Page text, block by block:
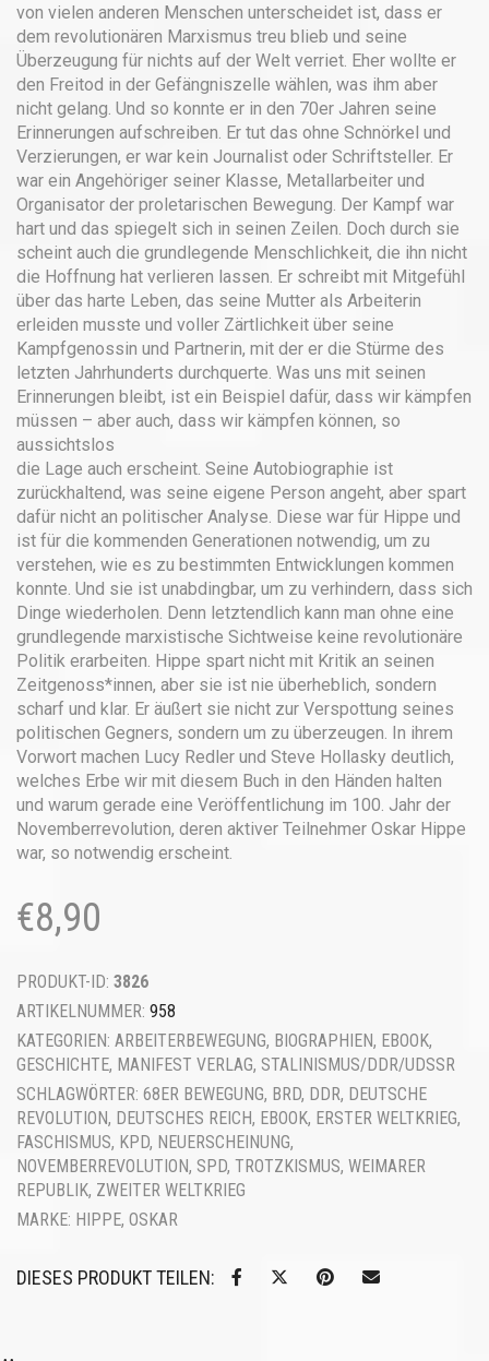
von vielen anderen Menschen unterscheidet ist, dass er
dem revolutionären Marxismus treu blieb und seine
Überzeugung für nichts auf der Welt verriet. Eher wollte er
den Freitod in der Gefängniszelle wählen, was ihm aber
nicht gelang. Und so konnte er in den 70er Jahren seine
Erinnerungen aufschreiben. Er tut das ohne Schnörkel und
Verzierungen, er war kein Journalist oder Schriftsteller. Er
war ein Angehöriger seiner Klasse, Metallarbeiter und
Organisator der proletarischen Bewegung. Der Kampf war
hart und das spiegelt sich in seinen Zeilen. Doch durch sie
scheint auch die grundlegende Menschlichkeit, die ihn nicht
die Hoffnung hat verlieren lassen. Er schreibt mit Mitgefühl
über das harte Leben, das seine Mutter als Arbeiterin
erleiden musste und voller Zärtlichkeit über seine
Kampfgenossin und Partnerin, mit der er die Stürme des
letzten Jahrhunderts durchquerte. Was uns mit seinen
Erinnerungen bleibt, ist ein Beispiel dafür, dass wir kämpfen
müssen – aber auch, dass wir kämpfen können, so
aussichtslos
die Lage auch erscheint. Seine Autobiographie ist
zurückhaltend, was seine eigene Person angeht, aber spart
dafür nicht an politischer Analyse. Diese war für Hippe und
ist für die kommenden Generationen notwendig, um zu
verstehen, wie es zu bestimmten Entwicklungen kommen
konnte. Und sie ist unabdingbar, um zu verhindern, dass sich
Dinge wiederholen. Denn letztendlich kann man ohne eine
grundlegende marxistische Sichtweise keine revolutionäre
Politik erarbeiten. Hippe spart nicht mit Kritik an seinen
Zeitgenoss*innen, aber sie ist nie überheblich, sondern
scharf und klar. Er äußert sie nicht zur Verspottung seines
politischen Gegners, sondern um zu überzeugen. In ihrem
Vorwort machen Lucy Redler und Steve Hollasky deutlich,
welches Erbe wir mit diesem Buch in den Händen halten
und warum gerade eine Veröffentlichung im 100. Jahr der
Novemberrevolution, deren aktiver Teilnehmer Oskar Hippe
war, so notwendig erscheint.
€8,90
PRODUKT-ID: 3826
ARTIKELNUMMER: 958
KATEGORIEN: ARBEITERBEWEGUNG, BIOGRAPHIEN, EBOOK,
GESCHICHTE, MANIFEST VERLAG, STALINISMUS/DDR/UDSSR
SCHLAGWÖRTER: 68ER BEWEGUNG, BRD, DDR, DEUTSCHE
REVOLUTION, DEUTSCHES REICH, EBOOK, ERSTER WELTKRIEG,
FASCHISMUS, KPD, NEUERSCHEINUNG,
NOVEMBERREVOLUTION, SPD, TROTZKISMUS, WEIMARER
REPUBLIK, ZWEITER WELTKRIEG
MARKE: HIPPE, OSKAR
DIESES PRODUKT TEILEN: